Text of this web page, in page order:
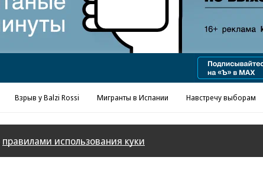
Взрыв у Balzi Rossi Мигранты в Испании Навстречу выборам
правилами использования куки